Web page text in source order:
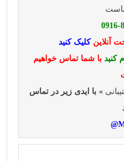
آنلاینکلیک کنید
کنید با شما تماس خواهیم
» با ایدی زیر در تماس